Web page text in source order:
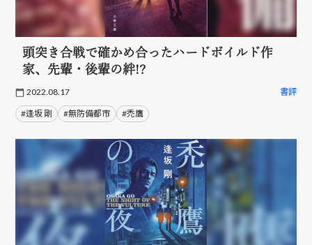
頭突き合戦で確かめ合ったハードボイルド作
家、先輩・後輩の絆!?
2022.08.17 書評
#逢坂 剛 #無防備都市 #禿鷹